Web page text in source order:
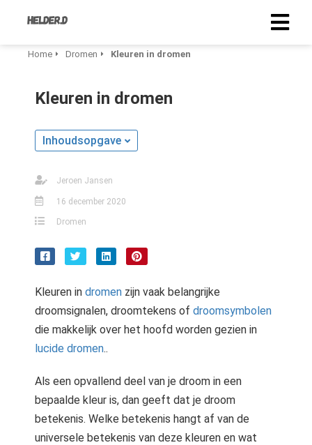
Home Dromen Kleuren in dromen
Kleuren in dromen
Inhoudsopgave
Jeroen Jansen
16 december 2020
Dromen
Kleuren in dromen zijn vaak belangrijke
droomsignalen, droomtekens of droomsymbolen
die makkelijk over het hoofd worden gezien in
lucide dromen..
Als een opvallend deel van je droom in een
bepaalde kleur is, dan geeft dat je droom
betekenis. Welke betekenis hangt af van de
universele betekenis van deze kleuren en wat